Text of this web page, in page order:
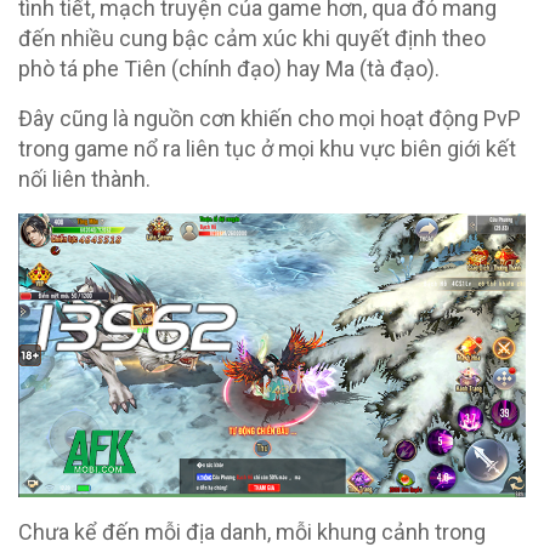
tình tiết, mạch truyện của game hơn, qua đó mang
đến nhiều cung bậc cảm xúc khi quyết định theo
phò tá phe Tiên (chính đạo) hay Ma (tà đạo).
Đây cũng là nguồn cơn khiến cho mọi hoạt động PvP
trong game nổ ra liên tục ở mọi khu vực biên giới kết
nối liên thành.
Chưa kể đến mỗi địa danh, mỗi khung cảnh trong